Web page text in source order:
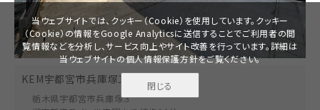
資料請求 見学予約
KEM宇都宮市兵庫塚1期中古戸建
栃木県宇都宮市兵庫塚３
当ウェブサイトでは、クッキー（Cookie）を使用しています。クッキー
（Cookie）の情報をGoogle Analyticsに送信することでご利用者の閲
覧情報などを分析し、サービス向上やサイト改善を行っています。詳細は
当ウェブサイトの個人情報保護方針をご覧ください。
閉じる